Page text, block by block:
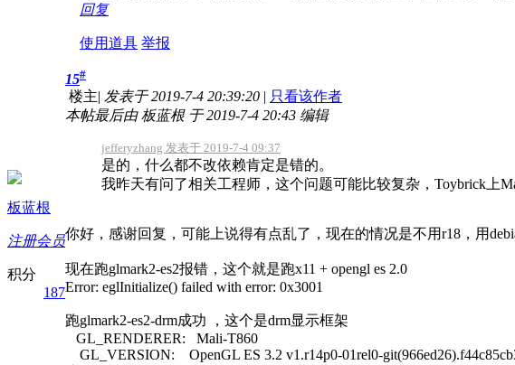
回复
使用道具 举报
板蓝根
注册会员
积分
187
15#
楼主| 发表于 2019-7-4 20:39:20 | 只看该作者
本帖最后由 板蓝根 于 2019-7-4 20:43 编辑
jefferyzhang 发表于 2019-7-4 09:37
是的，什么都不改依赖肯定是错的。
我昨天有问了相关工程师，这个问题可能比较复杂，Toybrick上
你好，感谢回复，可能上说得有点乱了，现在的情况是不用r18，用
现在跑glmark2-es2报错，这个就是跑x11 + opengl es 2.0
Error: eglInitialize() failed with error: 0x3001
跑glmark2-es2-drm成功 ，这个是drm显示框架
GL_RENDERER: Mali-T860
GL_VERSION: OpenGL ES 3.2 v1.r14p0-01rel0-